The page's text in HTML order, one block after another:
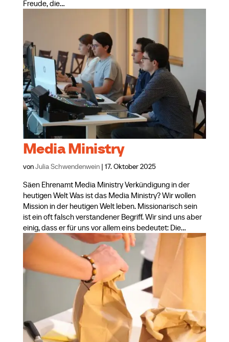
Freude, die...
Media Ministry
vonJulia Schwendenwein| 17. Oktober 2025
Säen Ehrenamt Media Ministry Verkündigung in der
heutigen Welt Was ist das Media Ministry? Wir wollen
Mission in der heutigen Welt leben. Missionarisch sein
ist ein oft falsch verstandener Begriff. Wir sind uns aber
einig, dass er für uns vor allem eins bedeutet: Die...